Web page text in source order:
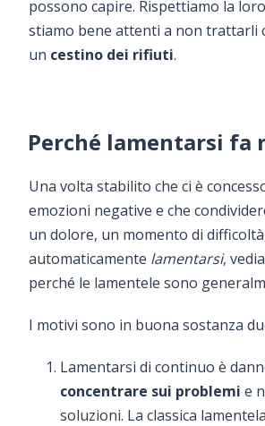
possono capire. Rispettiamo la
stiamo bene attenti a non trattarli
un cestino dei rifiuti.
Perché lamentarsi fa
Una volta stabilito che ci è
emozioni negative e che
un dolore, un momento di
automaticamente lamentarsi,
perché le lamentele sono
I motivi sono in buona sostanza
Lamentarsi di continuo è
concentrare sui problemi e
soluzioni. La classica